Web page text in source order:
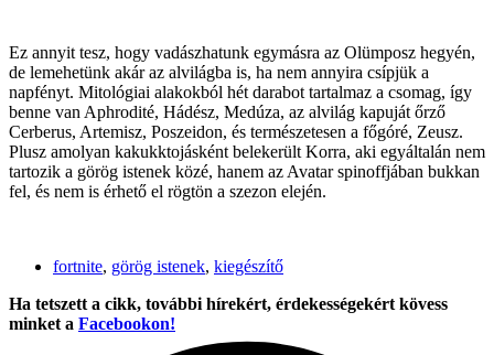
Ez annyit tesz, hogy vadászhatunk egymásra az Olümposz hegyén,
de lemehetünk akár az alvilágba is, ha nem annyira csípjük a
napfényt. Mitológiai alakokból hét darabot tartalmaz a csomag, így
benne van Aphrodité, Hádész, Medúza, az alvilág kapuját őrző
Cerberus, Artemisz, Poszeidon, és természetesen a főgóré, Zeusz.
Plusz amolyan kakukktojásként belekerült Korra, aki egyáltalán nem
tartozik a görög istenek közé, hanem az Avatar spinoffjában bukkan
fel, és nem is érhető el rögtön a szezon elején.
fortnite, görög istenek, kiegészítő
Ha tetszett a cikk, további hírekért, érdekességekért kövess
minket a Facebookon!